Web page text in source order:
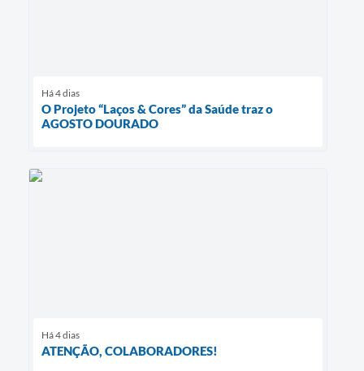
Há 4 dias
O Projeto “Laços & Cores” da Saúde traz o
AGOSTO DOURADO
Há 4 dias
ATENÇÃO, COLABORADORES!